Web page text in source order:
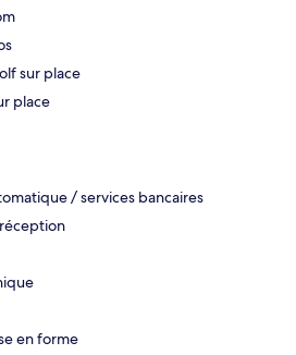
sur place
place
/ services bancaires
en forme